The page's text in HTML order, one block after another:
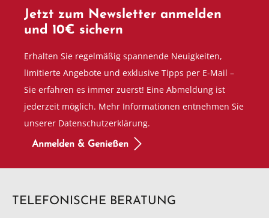
Jetzt zum Newsletter anmelden
und 10€ sichern
Erhalten Sie regelmäßig spannende Neuigkeiten,
limitierte Angebote und exklusive Tipps per E-Mail –
Sie erfahren es immer zuerst! Eine Abmeldung ist
jederzeit möglich. Mehr Informationen entnehmen Sie
unserer Datenschutzerklärung.
Anmelden & Genießen
TELEFONISCHE BERATUNG